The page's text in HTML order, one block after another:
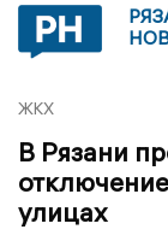
ЖКХ
В Рязани
улицах